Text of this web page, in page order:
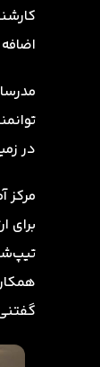
در
مرکز
برای
گفتنی